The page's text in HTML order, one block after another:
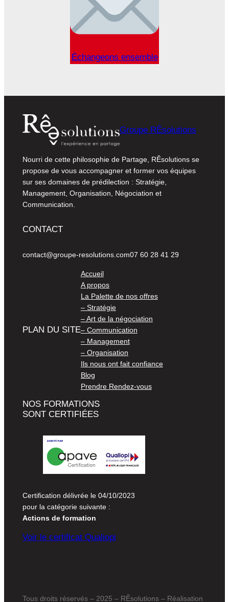
Échangeons ensemble
Groupe RÊsolutions
Nourri de cette philosophie de Partage, RÊsolutions se
propose de vous accompagner et former vos équipes
sur ses domaines de prédilection : Stratégie,
Management, Organisation, Négociation et
Communication.
CONTACT
contact@groupe-resolutions.com07 60 28 41 29
PLAN DU SITE
Accueil
A propos
La Palette de nos offres
– Stratégie
– Art de la négociation
– Communication
– Management
– Organisation
Ils nous ont fait confiance
Blog
Prendre Rendez-vous
NOS FORMATIONS
SONT CERTIFIÉES
Certification délivrée le 04/10/2023
pour la catégorie suivante :
Actions de formation
Voir le certificat Qualiopi
Tous droits réservés – 2025 – RÊsolutions – Réalisation